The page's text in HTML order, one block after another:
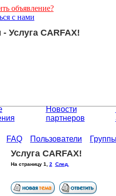
объявление?
с нами
Услуга CARFAX!
Новости
партнеров
FAQ Пользователи
Услуга CARFAX!
На страницу 1 2 След.